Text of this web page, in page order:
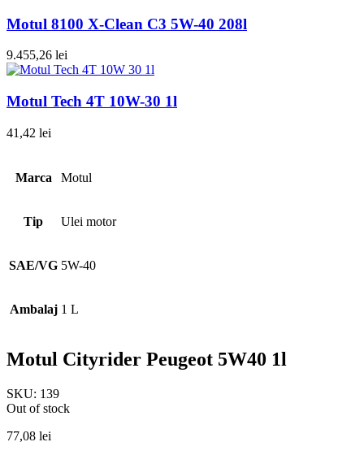
Motul 8100 X-Clean C3 5W-40 208l
9.455,26 lei
Motul Tech 4T 10W-30 1l
41,42 lei
Marca Motul
Tip Ulei motor
SAE/VG 5W-40
Ambalaj 1 L
Motul Cityrider Peugeot 5W40 1l
SKU: 139
Out of stock
77,08 lei